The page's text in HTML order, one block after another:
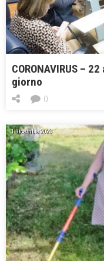
CORONAVIRUS –
giorno
0
1 Dicembre 2023